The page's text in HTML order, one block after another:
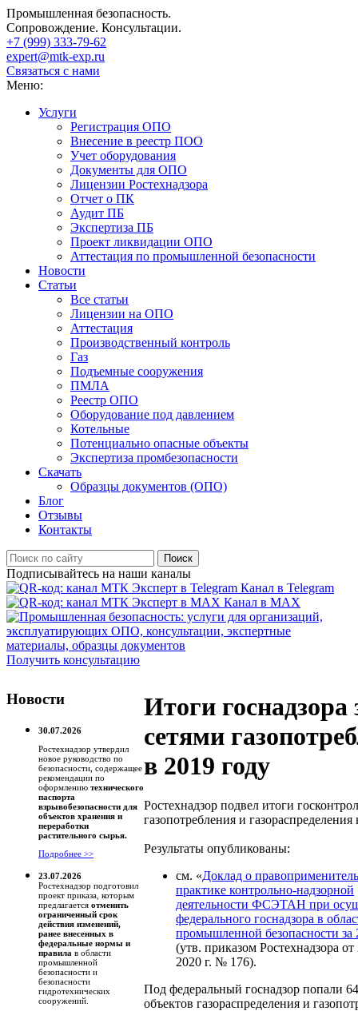
Промышленная безопасность.
Сопровождение. Консультации.
+7 (999) 333-79-62
expert@mtk-exp.ru
Связаться с нами
Меню:
Услуги
Регистрация ОПО
Внесение в реестр ПОО
Учет оборудования
Документы для ОПО
Лицензии Ростехнадзора
Отчет о ПК
Аудит ПБ
Экспертиза ПБ
Проект ликвидации ОПО
Аттестация по промышленной безопасности
Новости
Статьи
Все статьи
Лицензии на ОПО
Аттестация
Производственный контроль
Газ
Подъемные сооружения
ПМЛА
Реестр ОПО
Оборудование под давлением
Котельные
Потенциально опасные объекты
Экспертиза промбезопасности
Скачать
Образцы документов (ОПО)
Блог
Отзывы
Контакты
Поиск
Подписывайтесь на наши каналы
Канал в Telegram
Канал в MAX
Получить консультацию
Новости
30.07.2026
Ростехнадзор утвердил
новое руководство по
безопасности, содержащее
рекомендации по
оформлению технического
паспорта
взрывобезопасности для
объектов хранения и
переработки
растительного сырья.
Подробнее >>
23.07.2026
Ростехнадзор подготовил
проект приказа, которым
предлагается отменить
ограниченный срок
действия изменений,
ранее внесенных в
федеральные нормы и
правила в области
промышленной
безопасности и
безопасности
гидротехнических
сооружений.
Итоги госнадзора
сетями
в 2019 году
Ростехнадзор подвел итоги
газопотребления и газораспределения
Результаты опубликованы:
см. «Доклад о
практике контрольно-надзорной
деятельности ФСЭТАН при
федерального госнадзора в
промышленной безопасности за
(утв. приказом Ростехнадзора от
2020 г. № 176).
Под федеральный госнадзор попали
объектов газораспределения и